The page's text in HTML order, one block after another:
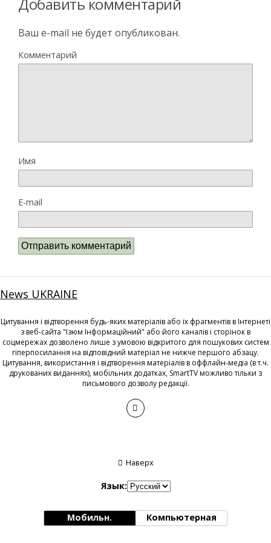
Ваш e-mail не будет опубликован.
Комментарий
Имя
E-mail
News UKRAINE
Цитування і відтворення будь-яких матеріалів або їх фрагментів в Інтернеті
з веб-сайта "Ізюм Інформаційний" або його каналів і сторінок в
соцмережах дозволено лише з умовою відкритого для пошукових систем
гіперпосилання на відповідний матеріал не нижче першого абзацу.
Цитування, використання і відтворення матеріалів в оффлайн-медіа (в т.ч.
друкованих виданнях), мобільних додатках, SmartTV можливо тільки з
письмового дозволу редакції.
Наверх
Язык:
Мобильн. Компьютерная